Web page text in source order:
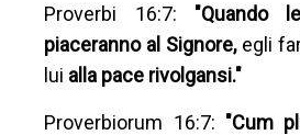
Proverbi 16:7: "Quando
piaceranno al Signore,egli
lui alla pace rivolgansi."
Proverbiorum 16:7: "Cum